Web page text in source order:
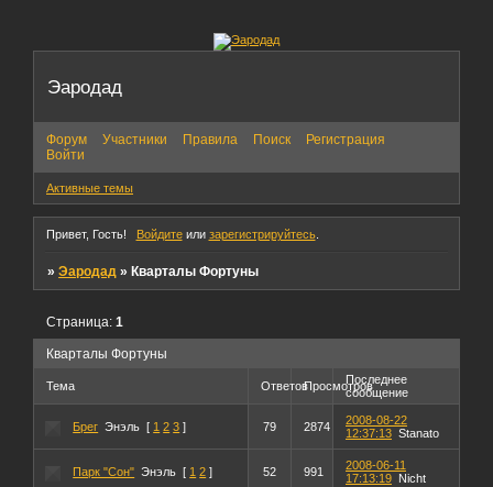
Эародад
Форум Участники Правила Поиск
Регистрация
Войти
Активные темы
Привет, Гость! Войдитеили зарегистрируйтесь.
»Эародад »Кварталы Фортуны
Кварталы Фортуны
Страница:1
Тема ОтветовПросмотровПоследнее
сообщение
Брег Энэль [ 1 2 3 ] 79 2874
2008-08-22
12:37:13 Stanato
Парк "Сон" Энэль [ 1 2 ] 52 991
2008-06-11
17:13:19 Nicht